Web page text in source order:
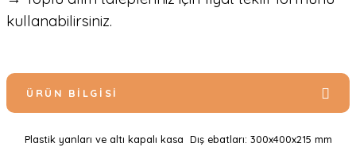
kullanabilirsiniz.
ÜRÜN BILGISI
Plastik yanları ve altı kapalı kasa Dış ebatları: 300x400x215 mm